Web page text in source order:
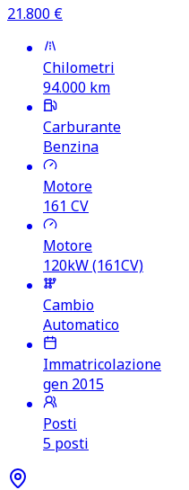
21.800 €
Chilometri
94.000 km
Carburante
Benzina
Motore
161 CV
Motore
120kW (161CV)
Cambio
Automatico
Immatricolazione
gen 2015
Posti
5 posti